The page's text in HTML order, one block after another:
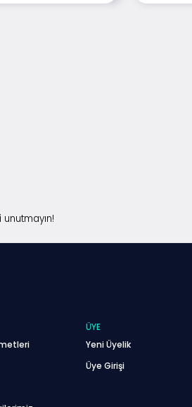
ÜYE
Yeni Üyelik
Üye Girişi